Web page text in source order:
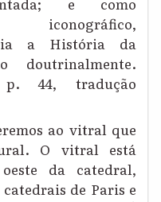
iconográfico,
a História da
doutrinalmente.
p. 44, tradução
ao vitral que
O vitral está
da catedral,
de Paris e